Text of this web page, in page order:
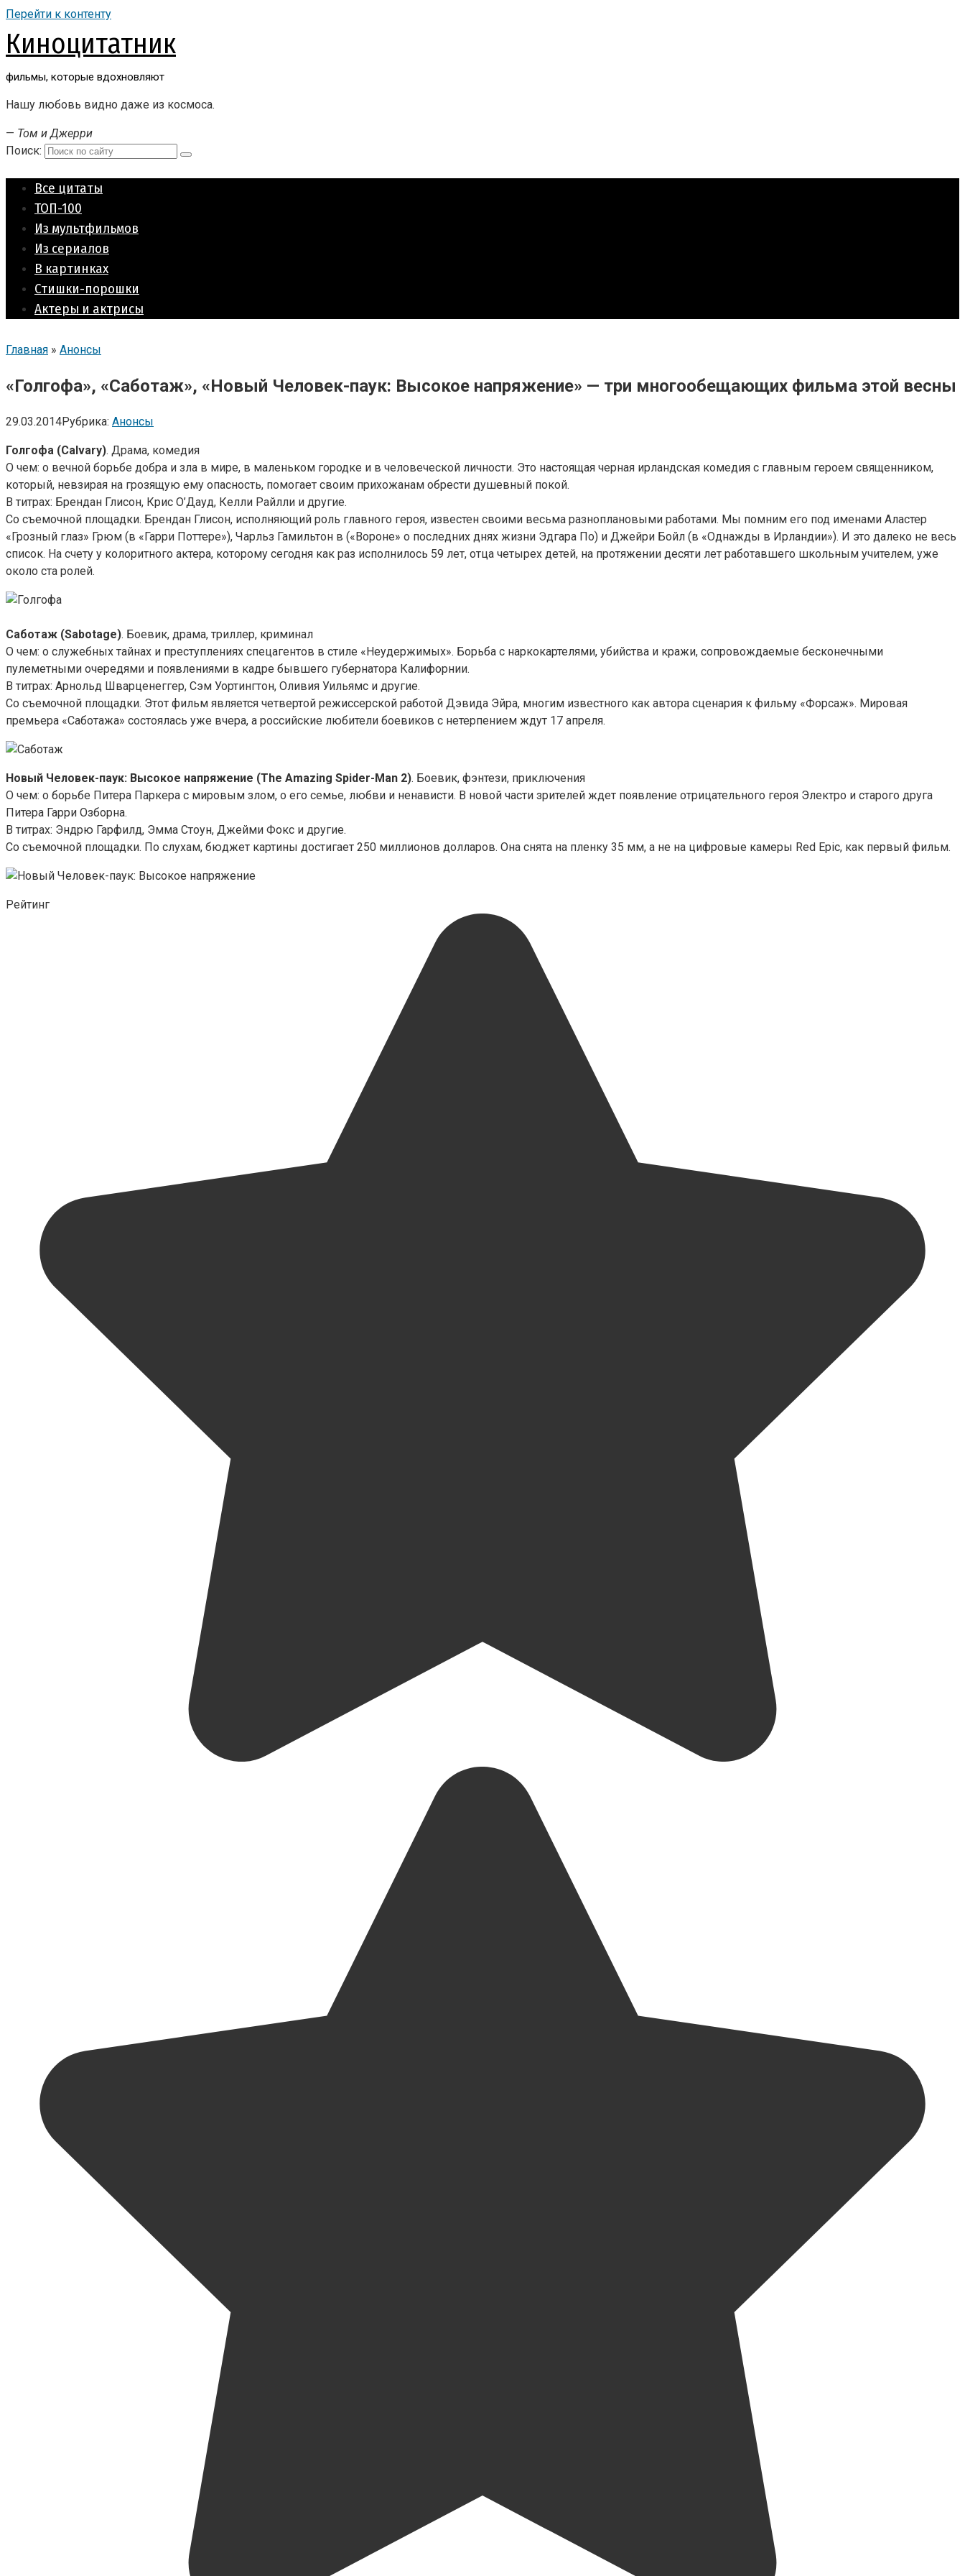
Перейти к контенту
Киноцитатник
фильмы, которые вдохновляют
Нашу любовь видно даже из космоса.
— Том и Джерри
Поиск:
Все цитаты
ТОП-100
Из мультфильмов
Из сериалов
В картинках
Стишки-порошки
Актеры и актрисы
Главная » Анонсы
«Голгофа», «Саботаж», «Новый Человек-паук: Высокое напряжение» — три многообещающих фильма этой весны
29.03.2014Рубрика: Анонсы
Голгофа (Calvary). Драма, комедия
О чем: о вечной борьбе добра и зла в мире, в маленьком городке и в человеческой личности. Это настоящая черная ирландская комедия с главным героем священником,
который, невзирая на грозящую ему опасность, помогает своим прихожанам обрести душевный покой.
В титрах: Брендан Глисон, Крис О’Дауд, Келли Райлли и другие.
Со съемочной площадки. Брендан Глисон, исполняющий роль главного героя, известен своими весьма разноплановыми работами. Мы помним его под именами Аластер
«Грозный глаз» Грюм (в «Гарри Поттере»), Чарльз Гамильтон в («Вороне» о последних днях жизни Эдгара По) и Джейри Бойл (в «Однажды в Ирландии»). И это далеко не весь
список. На счету у колоритного актера, которому сегодня как раз исполнилось 59 лет, отца четырех детей, на протяжении десяти лет работавшего школьным учителем, уже
около ста ролей.
Саботаж (Sabotage). Боевик, драма, триллер, криминал
О чем: о служебных тайнах и преступлениях спецагентов в стиле «Неудержимых». Борьба с наркокартелями, убийства и кражи, сопровождаемые бесконечными
пулеметными очередями и появлениями в кадре бывшего губернатора Калифорнии.
В титрах: Арнольд Шварценеггер, Сэм Уортингтон, Оливия Уильямс и другие.
Со съемочной площадки. Этот фильм является четвертой режиссерской работой Дэвида Эйра, многим известного как автора сценария к фильму «Форсаж». Мировая
премьера «Саботажа» состоялась уже вчера, а российские любители боевиков с нетерпением ждут 17 апреля.
Новый Человек-паук: Высокое напряжение (The Amazing Spider-Man 2). Боевик, фэнтези, приключения
О чем: о борьбе Питера Паркера с мировым злом, о его семье, любви и ненависти. В новой части зрителей ждет появление отрицательного героя Электро и старого друга
Питера Гарри Озборна.
В титрах: Эндрю Гарфилд, Эмма Стоун, Джейми Фокс и другие.
Со съемочной площадки. По слухам, бюджет картины достигает 250 миллионов долларов. Она снята на пленку 35 мм, а не на цифровые камеры Red Epic, как первый фильм.
Рейтинг